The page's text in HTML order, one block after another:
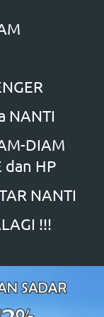
NANTI
DIAM
dan HP
NANTI
!!!